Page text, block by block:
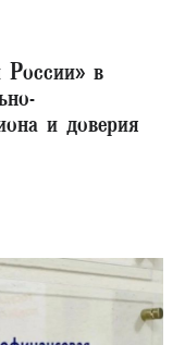
России» в
и доверия